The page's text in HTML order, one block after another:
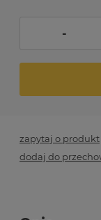
-
zapytaj o produkt
dodaj do